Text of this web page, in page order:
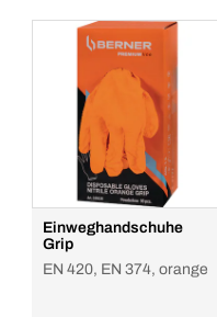
Einweghandschuhe
Grip
EN 420, EN 374, orange